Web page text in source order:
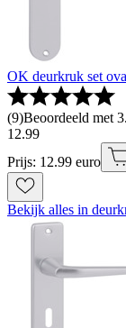
OK deurkruk set
(9)Beoordeeld met
12.99
Prijs: 12.99 euro
Bekijk alles in